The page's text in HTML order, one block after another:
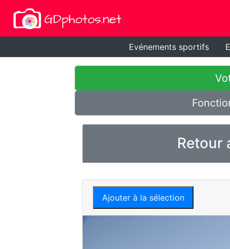
Evénements sportifs
Retour
Ajouter à la sélection